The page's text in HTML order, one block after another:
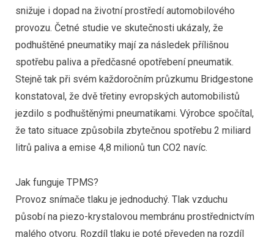
snižuje i dopad na životní prostředí automobilového
provozu. Četné studie ve skutečnosti ukázaly, že
podhuštěné pneumatiky mají za následek přílišnou
spotřebu paliva a předčasné opotřebení pneumatik.
Stejně tak při svém každoročním průzkumu Bridgestone
konstatoval, že dvě třetiny evropských automobilistů
jezdilo s podhuštěnými pneumatikami. Výrobce spočítal,
že tato situace způsobila zbytečnou spotřebu 2 miliard
litrů paliva a emise 4,8 milionů tun CO2 navíc.
Jak funguje TPMS?
Provoz snímače tlaku je jednoduchý. Tlak vzduchu
působí na piezo-krystalovou membránu prostřednictvím
malého otvoru. Rozdíl tlaku je poté převeden na rozdíl